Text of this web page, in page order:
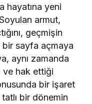
hayatına yeni
armut,
geçmişin
bir sayfa açmaya
aynı zamanda
ve hak ettiği
bir işaret
bir dönemin